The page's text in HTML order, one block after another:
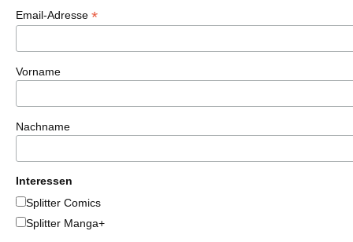
Email-Adresse *
Vorname
Nachname
Interessen
Splitter Comics
Splitter Manga+